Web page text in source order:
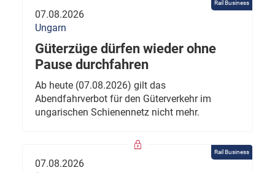
Rail Business
07.08.2026
Ungarn
Güterzüge dürfen wieder ohne
Pause durchfahren
Ab heute (07.08.2026) gilt das
Abendfahrverbot für den Güterverkehr im
ungarischen Schienennetz nicht mehr.
Rail Business
07.08.2026